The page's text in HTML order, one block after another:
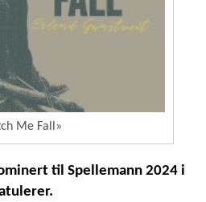
Me Fall»
til Spellemann 2024 i